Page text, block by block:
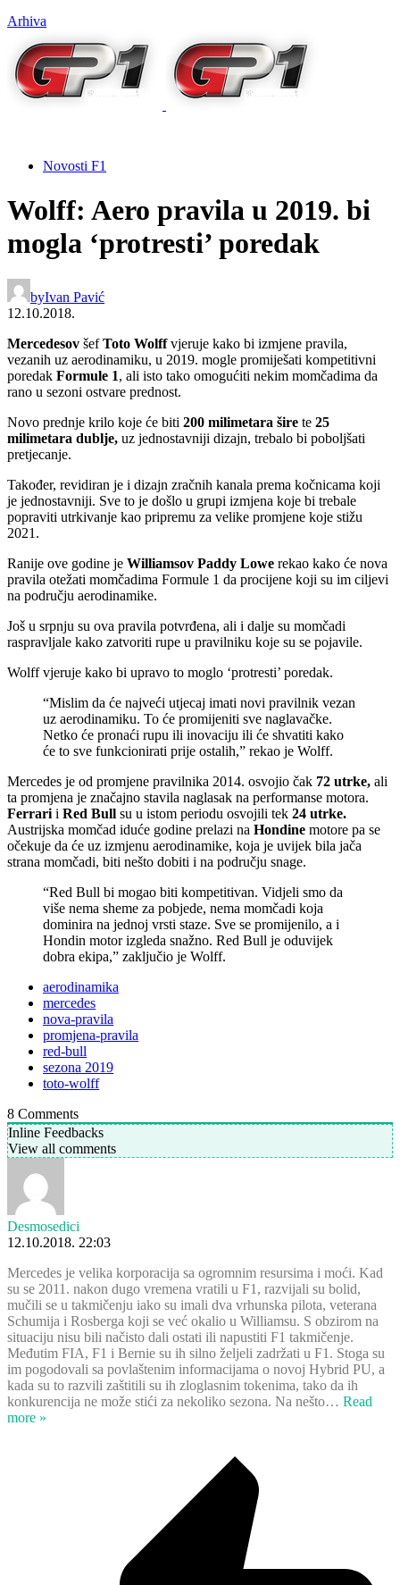
Arhiva
Novosti F1
Wolff: Aero pravila u 2019. bi
mogla ‘protresti’ poredak
byIvan Pavić
12.10.2018.
Mercedesov šefToto Wolffvjeruje kako bi izmjene pravila,
vezanih uz aerodinamiku, u 2019. mogle promiješati kompetitivni
poredak Formule 1, ali isto tako omogućiti nekim momčadima da
rano u sezoni ostvare prednost.
Novo prednje krilo koje će biti 200 milimetara šire te 25
milimetara dublje, uz jednostavniji dizajn, trebalo bi poboljšati
pretjecanje.
Također, revidiran je i dizajn zračnih kanala prema kočnicama koji
je jednostavniji. Sve to je došlo u grupi izmjena koje bi trebale
popraviti utrkivanje kao pripremu za velike promjene koje stižu
2021.
Ranije ove godine je Williamsov Paddy Lowe rekao kako će nova
pravila otežati momčadima Formule 1 da procijene koji su im ciljevi
na području aerodinamike.
Još u srpnju su ova pravila potvrđena, ali i dalje su momčadi
raspravljale kako zatvoriti rupe u pravilniku koje su se pojavile.
Wolff vjeruje kako bi upravo to moglo ‘protresti’ poredak.
“Mislim da će najveći utjecaj imati novi pravilnik vezan
uz aerodinamiku. To će promijeniti sve naglavačke.
Netko će pronaći rupu ili inovaciju ili će shvatiti kako
će to sve funkcionirati prije ostalih,” rekao je Wolff.
Mercedes je od promjene pravilnika 2014. osvojio čak 72 utrke, ali
ta promjena je značajno stavila naglasak na performanse motora.
Ferrari i Red Bull su u istom periodu osvojili tek 24 utrke.
Austrijska momčad iduće godine prelazi na Hondine motore pa se
očekuje da će uz izmjenu aerodinamike, koja je uvijek bila jača
strana momčadi, biti nešto dobiti i na području snage.
“Red Bull bi mogao biti kompetitivan. Vidjeli smo da
više nema sheme za pobjede, nema momčadi koja
dominira na jednoj vrsti staze. Sve se promijenilo, a i
Hondin motor izgleda snažno. Red Bull je oduvijek
dobra ekipa,” zaključio je Wolff.
aerodinamika
mercedes
nova-pravila
promjena-pravila
red-bull
sezona 2019
toto-wolff
8 Comments
Inline Feedbacks
View all comments
Desmosedici
12.10.2018. 22:03
Mercedes je velika korporacija sa ogromnim resursima i moći. Kad
su se 2011. nakon dugo vremena vratili u F1, razvijali su bolid,
mučili se u takmičenju iako su imali dva vrhunska pilota, veterana
Schumija i Rosberga koji se već okalio u Williamsu. S obzirom na
situaciju nisu bili načisto dali ostati ili napustiti F1 takmičenje.
Međutim FIA, F1 i Bernie su ih silno željeli zadržati u F1. Stoga su
im pogodovali sa povlaštenim informacijama o novoj Hybrid PU, a
kada su to razvili zaštitili su ih zloglasnim tokenima, tako da ih
konkurencija ne može stići za nekoliko sezona. Na nešto… Read
more »